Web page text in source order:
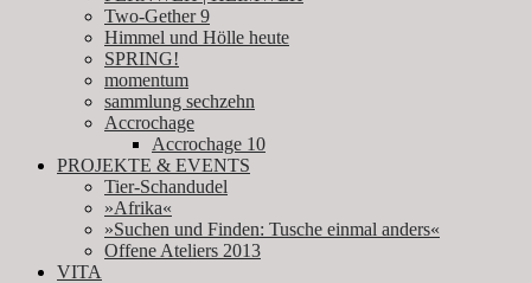
Two-Gether 9
Himmel und Hölle heute
SPRING!
momentum
sammlung sechzehn
Accrochage
Accrochage 10
PROJEKTE & EVENTS
Tier-Schandudel
»Afrika«
»Suchen und Finden: Tusche einmal anders«
Offene Ateliers 2013
VITA